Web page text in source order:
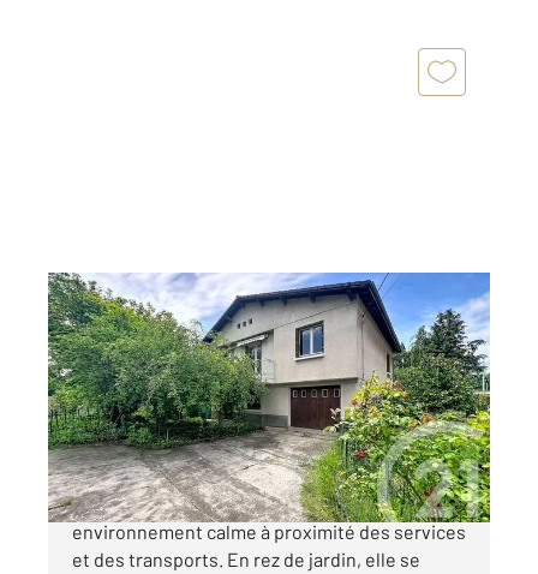
GERZAT 63
109,50 m2, 4 pièces
Ref : 15570
Maison à vendre
192 000 €
GERZAT, cette maison se situe dans un
environnement calme à proximité des services
et des transports. En rez de jardin, elle se